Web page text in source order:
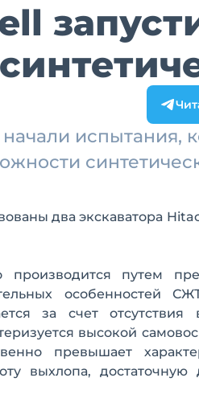
испытания,
два экскаватора
производится путем
особенностей
за счет
высокой
превышает
выхлопа,